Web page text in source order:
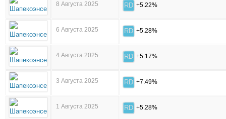
8 Августа 2025 RD +5.22%
6 Августа 2025 RD +5.28%
4 Августа 2025 RD +5.17%
3 Августа 2025 RD +7.49%
1 Августа 2025 RD +5.28%